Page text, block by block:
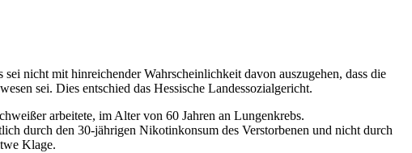
nicht mit hinreichender Wahrscheinlichkeit davon auszugehen, dass die
sei. Dies entschied das Hessische Landessozialgericht.
arbeitete, im Alter von 60 Jahren an Lungenkrebs.
durch den 30-jährigen Nikotinkonsum des Verstorbenen und nicht durch
Klage.